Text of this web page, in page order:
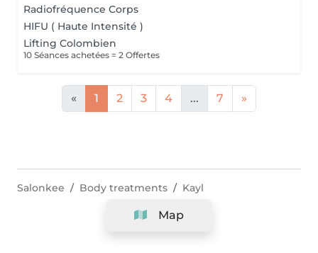
Radiofréquence Corps
HIFU ( Haute Intensité )
Lifting Colombien
10 Séances achetées = 2 Offertes
« 1 2 3 4 ... 7 »
Map
Salonkee Body treatments Kayl